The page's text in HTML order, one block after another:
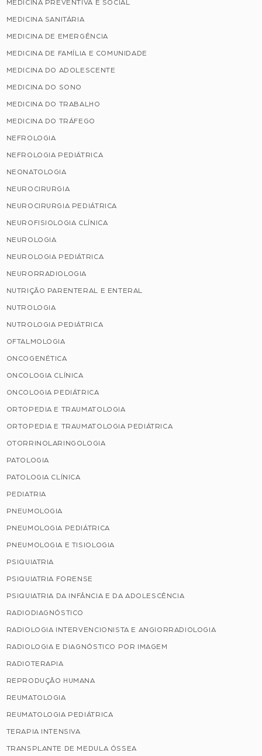
MEDICINA PREVENTIVA E SOCIAL
MEDICINA SANITÁRIA
MEDICINA DE EMERGÊNCIA
MEDICINA DE FAMÍLIA E COMUNIDADE
MEDICINA DO ADOLESCENTE
MEDICINA DO SONO
MEDICINA DO TRABALHO
MEDICINA DO TRÁFEGO
NEFROLOGIA
NEFROLOGIA PEDIÁTRICA
NEONATOLOGIA
NEUROCIRURGIA
NEUROCIRURGIA PEDIÁTRICA
NEUROFISIOLOGIA CLÍNICA
NEUROLOGIA
NEUROLOGIA PEDIÁTRICA
NEURORRADIOLOGIA
NUTRIÇÃO PARENTERAL E ENTERAL
NUTROLOGIA
NUTROLOGIA PEDIÁTRICA
OFTALMOLOGIA
ONCOGENÉTICA
ONCOLOGIA CLÍNICA
ONCOLOGIA PEDIÁTRICA
ORTOPEDIA E TRAUMATOLOGIA
ORTOPEDIA E TRAUMATOLOGIA PEDIÁTRICA
OTORRINOLARINGOLOGIA
PATOLOGIA
PATOLOGIA CLÍNICA
PEDIATRIA
PNEUMOLOGIA
PNEUMOLOGIA PEDIÁTRICA
PNEUMOLOGIA E TISIOLOGIA
PSIQUIATRIA
PSIQUIATRIA FORENSE
PSIQUIATRIA DA INFÂNCIA E DA ADOLESCÊNCIA
RADIODIAGNÓSTICO
RADIOLOGIA INTERVENCIONISTA E ANGIORRADIOLOGIA
RADIOLOGIA E DIAGNÓSTICO POR IMAGEM
RADIOTERAPIA
REPRODUÇÃO HUMANA
REUMATOLOGIA
REUMATOLOGIA PEDIÁTRICA
TERAPIA INTENSIVA
TRANSPLANTE DE MEDULA ÓSSEA